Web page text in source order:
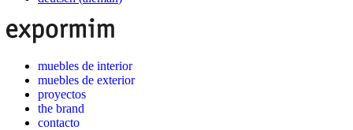
muebles de interior
muebles de exterior
proyectos
the brand
contacto